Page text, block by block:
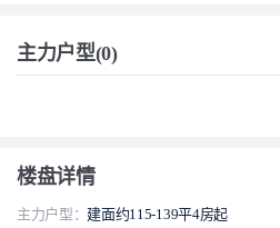
主力户型(0)
楼盘详情
主力户型：建面约115-139平4房起